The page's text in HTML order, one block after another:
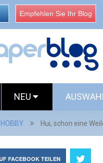
Empfehlen Sie Ihr Blog
NEU
HOBBY Hui, schon eine
FACEBOOK TEILEN